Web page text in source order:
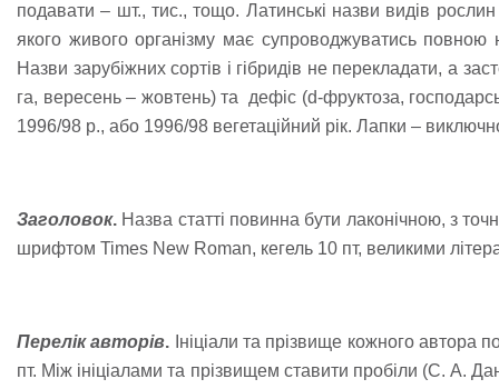
подавати – шт., тис., тощо. Латинські назви видів
якого живого організму має супроводжуватись
Назви зарубіжних сортів і гібридів не перекладати, а
га, вересень – жовтень) та дефіс (d-фруктоза,
1996/98 р., або 1996/98 вегетаційний рік. Лапки –
Заголовок. Назва статті повинна бути лаконічною, з
шрифтом Times New Roman, кегель 10 пт, великими
Перелік авторів. Ініціали та прізвище кожного
пт. Між ініціалами та прізвищем ставити пробіли (С. А.